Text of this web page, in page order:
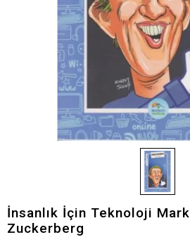
İnsanlık İçin Teknoloji Mark
Zuckerberg